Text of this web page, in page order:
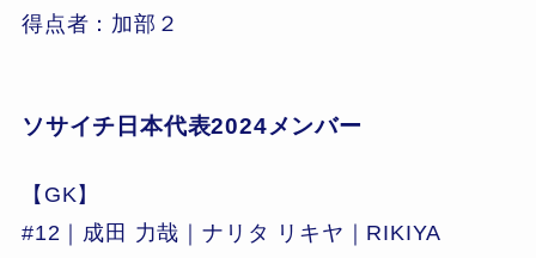
得点者：加部２
ソサイチ日本代表2024メンバー
【GK】
#12｜成田 力哉｜ナリタ リキヤ｜RIKIYA